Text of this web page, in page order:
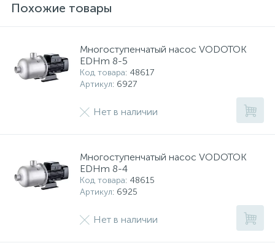
Похожие товары
Многоступенчатый насос VODOTOK
EDHm 8-5
Код товара: 48617
Артикул: 6927
Нет в наличии
Многоступенчатый насос VODOTOK
EDHm 8-4
Код товара: 48615
Артикул: 6925
Нет в наличии